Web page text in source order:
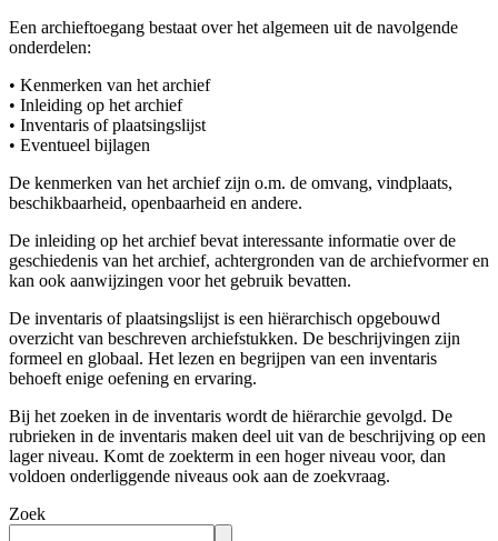
Een archieftoegang bestaat over het algemeen uit de navolgende
onderdelen:
• Kenmerken van het archief
• Inleiding op het archief
• Inventaris of plaatsingslijst
• Eventueel bijlagen
De kenmerken van het archief zijn o.m. de omvang, vindplaats,
beschikbaarheid, openbaarheid en andere.
De inleiding op het archief bevat interessante informatie over de
geschiedenis van het archief, achtergronden van de archiefvormer en
kan ook aanwijzingen voor het gebruik bevatten.
De inventaris of plaatsingslijst is een hiërarchisch opgebouwd
overzicht van beschreven archiefstukken. De beschrijvingen zijn
formeel en globaal. Het lezen en begrijpen van een inventaris
behoeft enige oefening en ervaring.
Bij het zoeken in de inventaris wordt de hiërarchie gevolgd. De
rubrieken in de inventaris maken deel uit van de beschrijving op een
lager niveau. Komt de zoekterm in een hoger niveau voor, dan
voldoen onderliggende niveaus ook aan de zoekvraag.
Zoek